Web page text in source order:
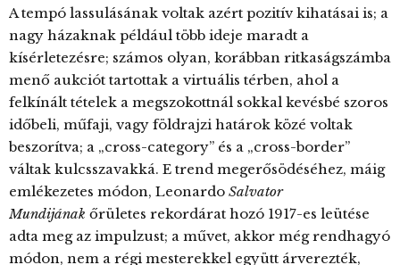
A tempó lassulásának voltak azért pozitív kihatásai is; a
nagy házaknak például több ideje maradt a
kísérletezésre; számos olyan, korábban ritkaságszámba
menő aukciót tartottak a virtuális térben, ahol a
felkínált tételek a megszokottnál sokkal kevésbé szoros
időbeli, műfaji, vagy földrajzi határok közé voltak
beszorítva; a „cross-category” és a „cross-border”
váltak kulcsszavakká. E trend megerősödéséhez, máig
emlékezetes módon, Leonardo Salvator
Mundijának őrületes rekordárat hozó 1917-es leütése
adta meg az impulzust; a művet, akkor még rendhagyó
módon, nem a régi mesterekkel együtt árverezték,